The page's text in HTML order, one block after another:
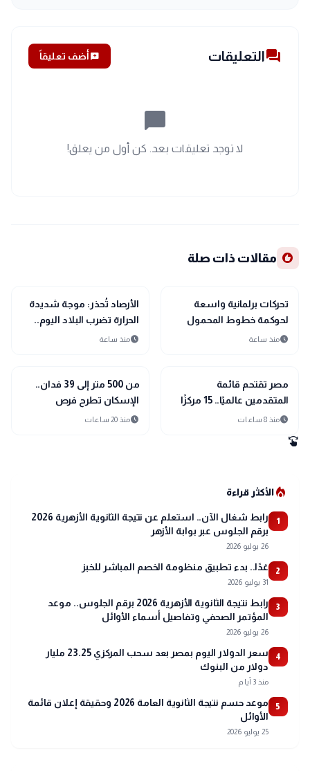
forumالتعليقات add_commentأضف تعليقاً
chat_bubble_outline
لا توجد تعليقات بعد. كن أول من يعلق!
recommend مقالات ذات صلة
public
الأخبار المحلية
تحركات برلمانية واسعة
لحوكمة خطوط المحمول
scheduleمنذ ساعة
public
الأخبار المحلية
الأرصاد تُحذر: موجة شديدة
الحرارة تضرب البلاد اليوم..
ورطوبة مرتفعة تزيد
scheduleمنذ ساعة
public
الأخبار المحلية
مصر تقتحم قائمة
المتقدمين عالميًا.. 15 مركزًا
جديدًا في حوكمة الذكاء
scheduleمنذ 8 ساعات
public
الأخبار المحلية
من 500 متر إلى 39 فدان..
الإسكان تطرح فرص
scheduleمنذ 20 ساعات
swipe
local_fire_departmentالأكثر قراءة
1
رابط شغال الآن.. استعلم عن نتيجة الثانوية الأزهرية 2026
برقم الجلوس عبر بوابة الأزهر
26 يوليو 2026
2 غدًا.. بدء تطبيق منظومة الخصم المباشر للخبز
31 يوليو 2026
3
رابط نتيجة الثانوية الأزهرية 2026 برقم الجلوس.. موعد
المؤتمر الصحفي وتفاصيل أسماء الأوائل
26 يوليو 2026
4
سعر الدولار اليوم بمصر بعد سحب المركزي 23.25 مليار
دولار من البنوك
منذ 3 أيام
5
موعد حسم نتيجة الثانوية العامة 2026 وحقيقة إعلان قائمة
الأوائل
25 يوليو 2026